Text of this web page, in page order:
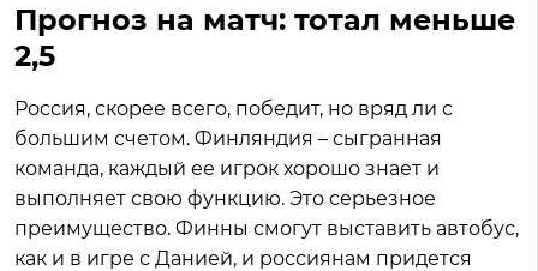
Прогноз на матч: тотал меньше
2,5
Россия, скорее всего, победит, но вряд ли с
большим счетом. Финляндия – сыгранная
команда, каждый ее игрок хорошо знает и
выполняет свою функцию. Это серьезное
преимущество. Финны смогут выставить автобус,
как и в игре с Данией, и россиянам придется